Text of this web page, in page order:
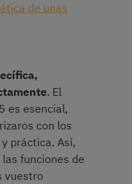
de unas
. El
es esencial,
con los
práctica. Así,
funciones de
vuestro